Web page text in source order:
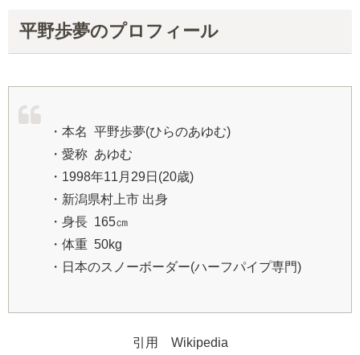
平野歩夢のプロフィール
・本名 平野歩夢(ひらのあゆむ)
・愛称 あゆむ
・1998年11月29日(20歳)
・新潟県村上市 出身
・身長 165㎝
・体重 50kg
・日本のスノーボーダー(ハーフパイプ専門)
引用 Wikipedia